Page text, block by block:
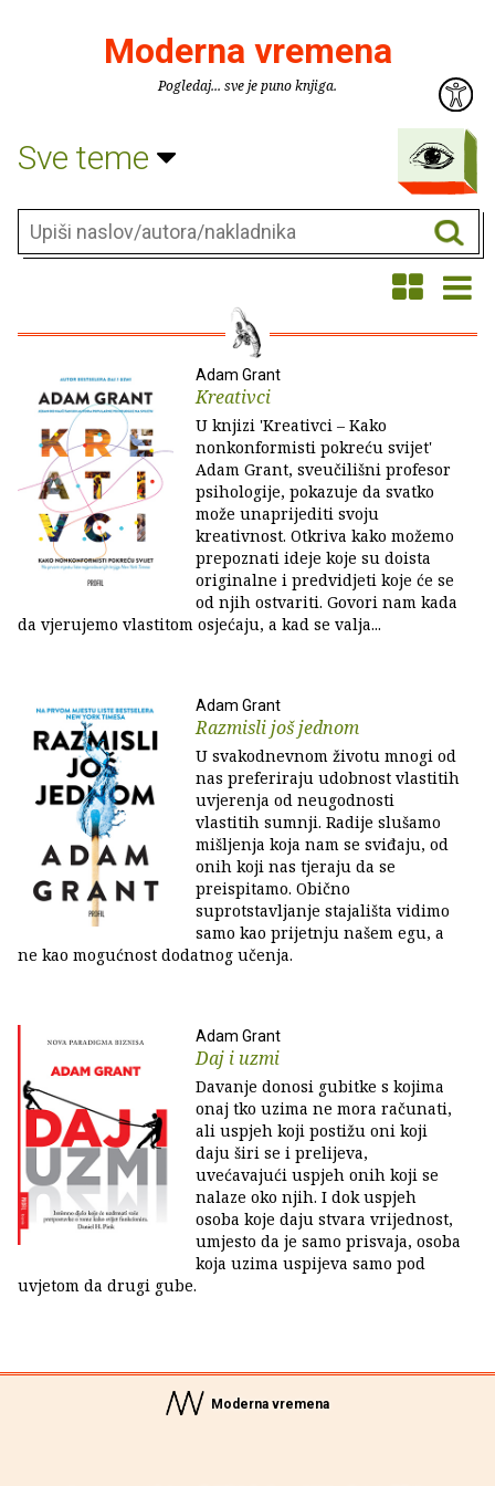
Moderna vremena
Pogledaj... sve je puno knjiga.
Sve teme
Adam Grant
Kreativci
U knjizi 'Kreativci – Kako
nonkonformisti pokreću svijet'
Adam Grant, sveučilišni profesor
psihologije, pokazuje da svatko
može unaprijediti svoju
kreativnost. Otkriva kako možemo
prepoznati ideje koje su doista
originalne i predvidjeti koje će se
od njih ostvariti. Govori nam kada
da vjerujemo vlastitom osjećaju, a kad se valja...
Adam Grant
Razmisli još jednom
U svakodnevnom životu mnogi od
nas preferiraju udobnost vlastitih
uvjerenja od neugodnosti
vlastitih sumnji. Radije slušamo
mišljenja koja nam se sviđaju, od
onih koji nas tjeraju da se
preispitamo. Obično
suprotstavljanje stajališta vidimo
samo kao prijetnju našem egu, a
ne kao mogućnost dodatnog učenja.
Adam Grant
Daj i uzmi
Davanje donosi gubitke s kojima
onaj tko uzima ne mora računati,
ali uspjeh koji postižu oni koji
daju širi se i prelijeva,
uvećavajući uspjeh onih koji se
nalaze oko njih. I dok uspjeh
osoba koje daju stvara vrijednost,
umjesto da je samo prisvaja, osoba
koja uzima uspijeva samo pod
uvjetom da drugi gube.
Moderna vremena